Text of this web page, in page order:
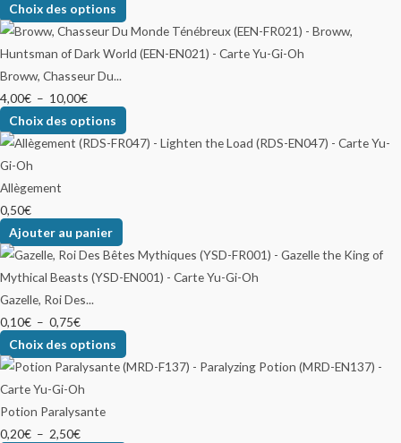
Choix des options
Broww, Chasseur Du...
4,00€ – 10,00€
Choix des options
Allègement
0,50€
Ajouter au panier
Gazelle, Roi Des...
0,10€ – 0,75€
Choix des options
Potion Paralysante
0,20€ – 2,50€